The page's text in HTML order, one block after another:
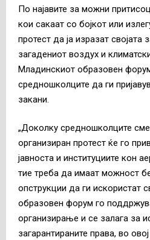
По најавите за можни
кои сакаат со бојкот или
протест да ја изразат својата
загадениот воздух и
Младинскиот образовен
средношколците да ги
закани.
„Доколку средношколците
организиран протест ќе го
јавноста и институциите кон
тие треба да имаат можност
опструкции да ги искористат
образовен форум го
организирање и се залага за
загарантираните права, во овој